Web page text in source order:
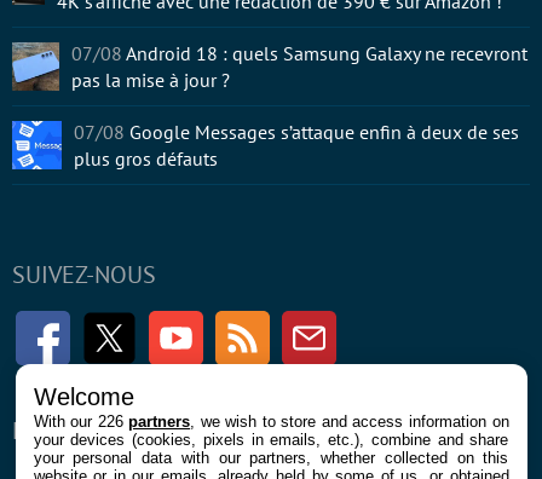
SUIVEZ-NOUS
FacebookTwitter Youtube RSS Newsletter
ENTREPRISE À PROPOS
07/08 Android 18 : quels Samsung Galaxy ne recevront
pas la mise à jour ?
07/08 Google Messages s’attaque enfin à deux de ses
plus gros défauts
Welcome
With our 226partners , we wish to store and access information on
your devices (cookies, pixels in emails, etc.), combine and share
your personal data with our partners, whether collected on this
website or in our emails, already held by some of us, or obtained